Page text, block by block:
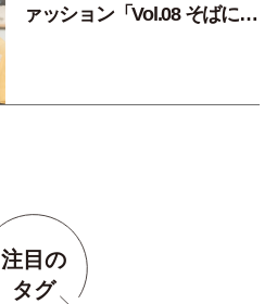
ァッション「Vol.08 そばに置
注目の
タグ